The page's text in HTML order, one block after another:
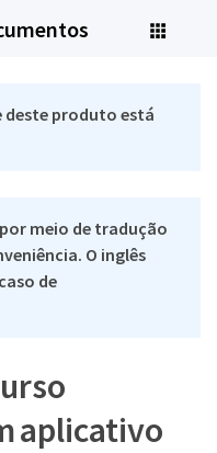
deste produto está
meio de tradução
O inglês
de
aplicativo